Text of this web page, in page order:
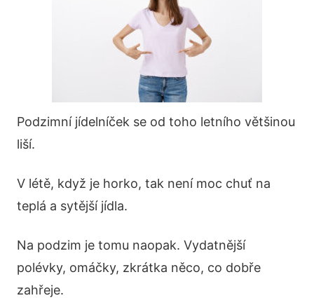
Podzimní jídelníček se od toho letního většinou
liší.
V létě, když je horko, tak není moc chuť na
teplá a sytější jídla.
Na podzim je tomu naopak. Vydatnější
polévky, omáčky, zkrátka něco, co dobře
zahřeje.